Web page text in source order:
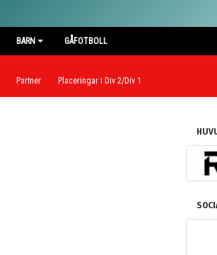
BARN GÅFOTBOLL
Partner Placeringar i Div 2/Div 1